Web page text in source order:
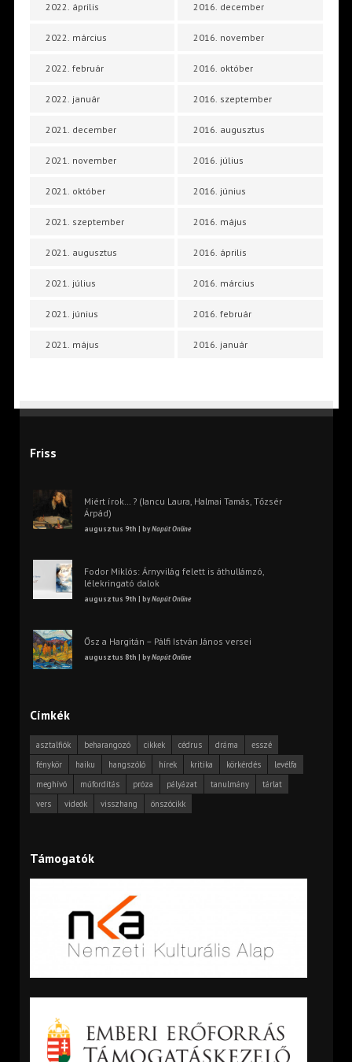
2022. április
2022. március
2022. február
2022. január
2021. december
2021. november
2021. október
2021. szeptember
2021. augusztus
2021. július
2021. június
2021. május
2016. december
2016. november
2016. október
2016. szeptember
2016. augusztus
2016. július
2016. június
2016. május
2016. április
2016. március
2016. február
2016. január
Friss
Miért írok… ? (Iancu Laura, Halmai Tamás, Tőzsér
Árpád)
augusztus 9th | byNapút Online
Fodor Miklós: Árnyvilág felett is áthullámzó,
lélekringató dalok
augusztus 9th | byNapút Online
Ősz a Hargitán – Pálfi István János versei
augusztus 8th | byNapút Online
Címkék
asztalfiók beharangozó cikkek cédrus dráma
esszé
fénykör
haiku hangszóló hírek kritika körkérdés
levélfa
meghívó
műfordítás próza pályázat tanulmány
tárlat
vers
videók visszhang önszócikk
Támogatók